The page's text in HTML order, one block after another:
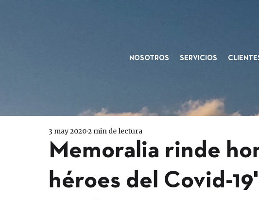
NOSOTROS SERVICIOS
Memoralia rinde
héroes del Covid-
3 may 20202 min de lectura